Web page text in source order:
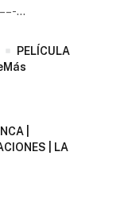
– -…
PELÍCULA
|
| LA